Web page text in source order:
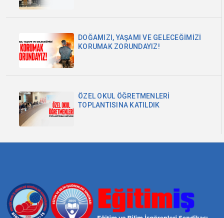
DOĞAMIZI, YAŞAMI VE GELECEĞİMİZİ
KORUMAK ZORUNDAYIZ!
ÖZEL OKUL ÖĞRETMENLERİ
TOPLANTISINA KATILDIK